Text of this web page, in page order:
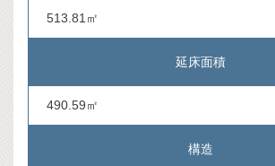
513.81㎡
延床面積
490.59㎡
構造